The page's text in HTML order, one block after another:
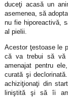
duceţi acasă un
asemenea, să
nu fie hiporeactivă,
al pielii.
Acestor ţestoase le
că va trebui să vă
amenajat pentru
curată şi
achiziţionaţi din
liniştită şi să îi